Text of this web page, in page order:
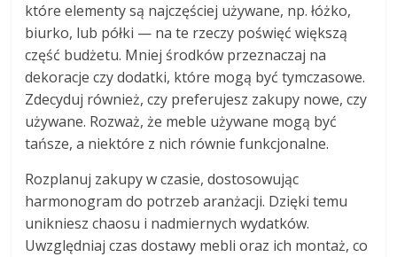
które elementy są najczęściej używane, np. łóżko,
biurko, lub półki — na te rzeczy poświęć większą
część budżetu. Mniej środków przeznaczaj na
dekoracje czy dodatki, które mogą być tymczasowe.
Zdecyduj również, czy preferujesz zakupy nowe, czy
używane. Rozważ, że meble używane mogą być
tańsze, a niektóre z nich równie funkcjonalne.
Rozplanuj zakupy w czasie, dostosowując
harmonogram do potrzeb aranżacji. Dzięki temu
unikniesz chaosu i nadmiernych wydatków.
Uwzględniaj czas dostawy mebli oraz ich montaż, co